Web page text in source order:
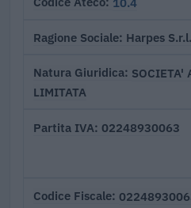
Ragione Sociale Harpes S.r.l.
Natura Giuridica SOCIETA'
LIMITATA
Partita IVA 02248930063
Codice Fiscale